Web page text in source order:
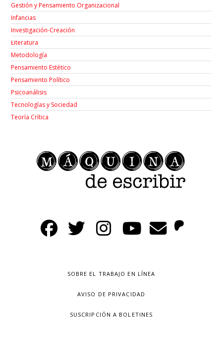
Gestión y Pensamiento Organizacional
Infancias
Investigación-Creación
Łiteratura
Metodología
Pensamiento Estético
Pensamiento Político
Psicoanálisis
Tecnologías y Sociedad
Teoría Crítica
SOBRE EL TRABAJO EN LÍNEA
AVISO DE PRIVACIDAD
SUSCRIPCIÓN A BOLETINES